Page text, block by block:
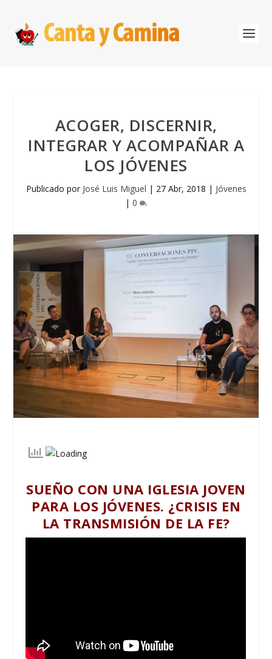
ACOGER, DISCERNIR,
INTEGRAR Y ACOMPAÑAR A
LOS JÓVENES
Publicado por José Luis Miguel | 27 Abr, 2018 | Jóvenes
| 0
SUEÑO CON UNA IGLESIA JOVEN
PARA LOS JÓVENES. ¿CRISIS EN
LA TRANSMISIÓN DE LA FE?